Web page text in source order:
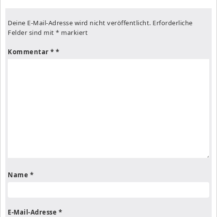
Deine E-Mail-Adresse wird nicht veröffentlicht. Erforderliche
Felder sind mit * markiert
Kommentar *
Name *
E-Mail-Adresse *